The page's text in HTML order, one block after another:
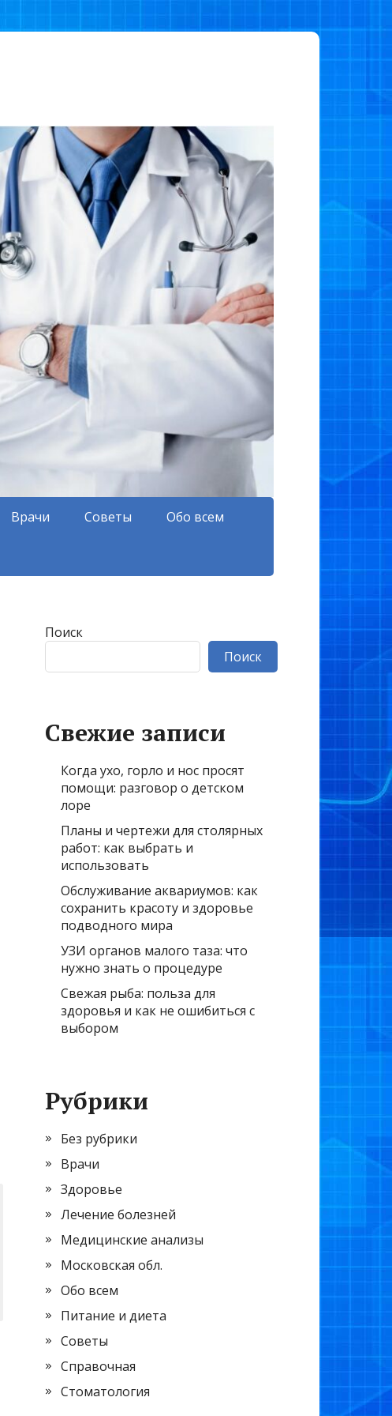
Врачи Советы Обо всем
Поиск
Поиск
Свежие записи
Когда ухо, горло и нос просят
помощи: разговор о детском
лоре
Планы и чертежи для столярных
работ: как выбрать и
использовать
Обслуживание аквариумов: как
сохранить красоту и здоровье
подводного мира
УЗИ органов малого таза: что
нужно знать о процедуре
Свежая рыба: польза для
здоровья и как не ошибиться с
выбором
Рубрики
Без рубрики
Врачи
Здоровье
Лечение болезней
Медицинские анализы
Московская обл.
Обо всем
Питание и диета
Советы
Справочная
Стоматология